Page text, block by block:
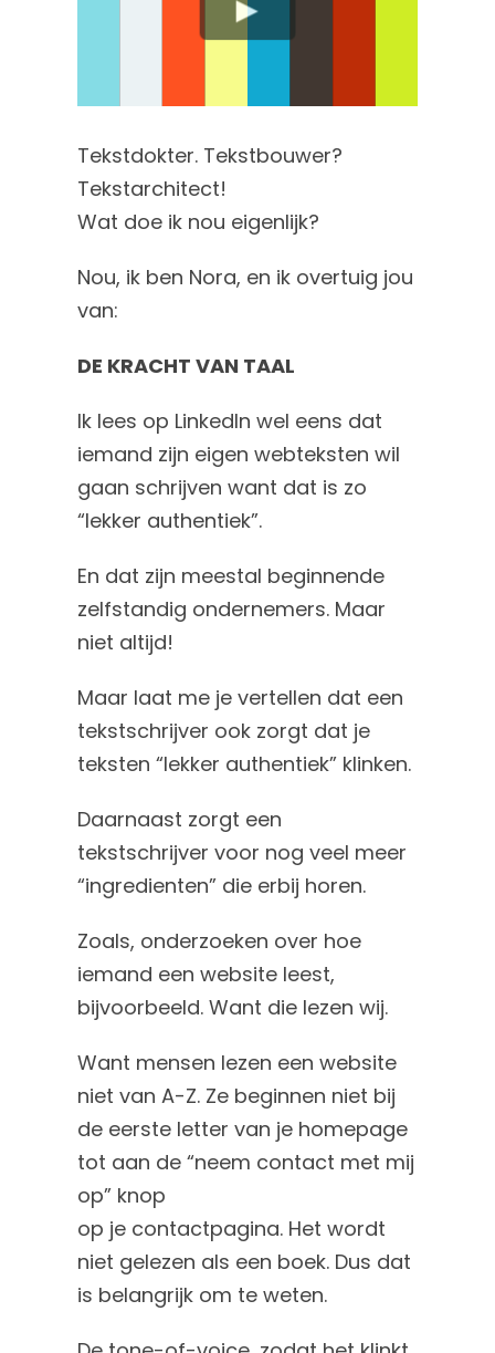
Tekstdokter. Tekstbouwer?
Tekstarchitect!
Wat doe ik nou eigenlijk?
Nou, ik ben Nora, en ik overtuig jou
van:
DE KRACHT VAN TAAL
Ik lees op LinkedIn wel eens dat
iemand zijn eigen webteksten wil
gaan schrijven want dat is zo
“lekker authentiek”.
En dat zijn meestal beginnende
zelfstandig ondernemers. Maar
niet altijd!
Maar laat me je vertellen dat een
tekstschrijver ook zorgt dat je
teksten “lekker authentiek” klinken.
Daarnaast zorgt een
tekstschrijver voor nog veel meer
“ingredienten” die erbij horen.
Zoals, onderzoeken over hoe
iemand een website leest,
bijvoorbeeld. Want die lezen wij.
Want mensen lezen een website
niet van A-Z. Ze beginnen niet bij
de eerste letter van je homepage
tot aan de “neem contact met mij
op” knop
op je contactpagina. Het wordt
niet gelezen als een boek. Dus dat
is belangrijk om te weten.